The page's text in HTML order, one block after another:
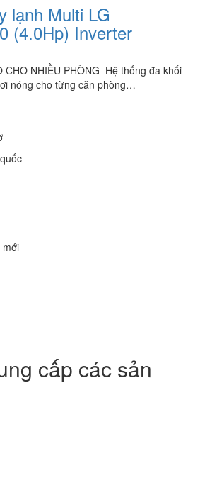
lạnh Multi LG
(4.0Hp) Inverter
CHO NHIỀU PHÒNG Hệ thống đa khối
nóng cho từng căn phòng…
mới
cấp các sản